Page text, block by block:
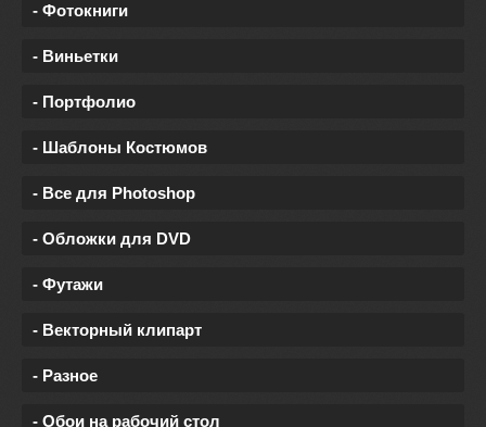
- Фотокниги
- Виньетки
- Портфолио
- Шаблоны Костюмов
- Все для Photoshop
- Обложки для DVD
- Футажи
- Векторный клипарт
- Разное
- Обои на рабочий стол